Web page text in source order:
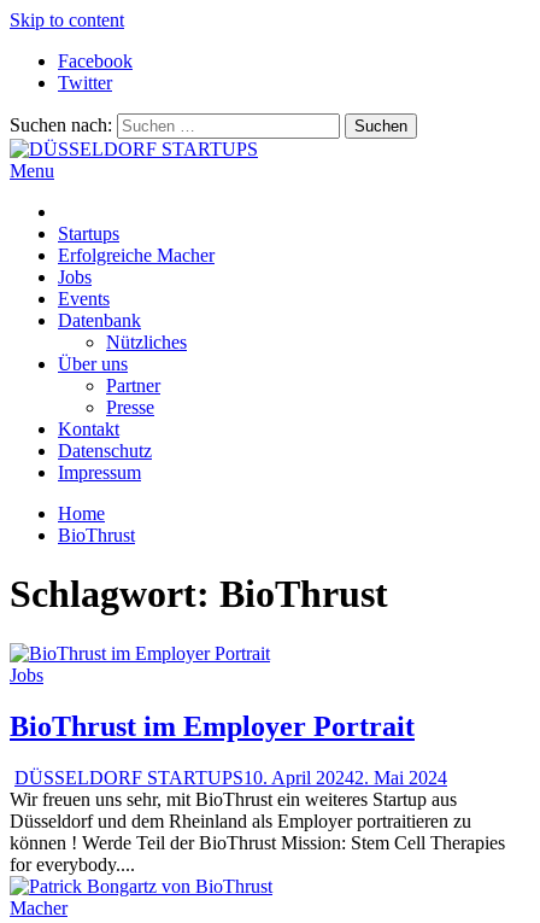
Skip to content
Facebook
Twitter
Suchen nach:
ganzen Rheinland
Menu
Startups
Erfolgreiche Macher
Jobs
Events
Datenbank
Nützliches
Über uns
Partner
Presse
Kontakt
Datenschutz
Impressum
Home
BioThrust
Schlagwort: BioThrust
Jobs
BioThrust im Employer Portrait
DÜSSELDORF STARTUPS10. April 20242. Mai 2024
Wir freuen uns sehr, mit BioThrust ein weiteres Startup aus
Düsseldorf und dem Rheinland als Employer portraitieren zu
können ! Werde Teil der BioThrust Mission: Stem Cell Therapies
for everybody....
Macher